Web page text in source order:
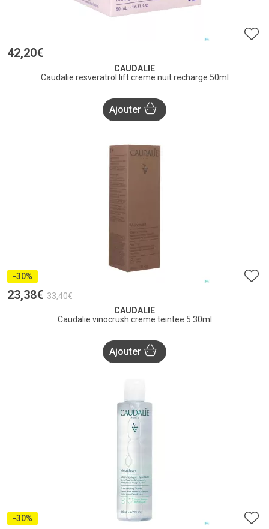
42,20€
CAUDALIE
Caudalie resveratrol lift creme nuit recharge 50ml
Ajouter
-30%
23,38€ 33,40€
CAUDALIE
Caudalie vinocrush creme teintee 5 30ml
Ajouter
-30%